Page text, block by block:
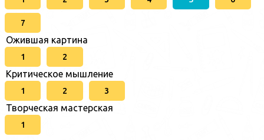
7
Ожившая картина
1 2
Критическое мышление
1 2 3
Творческая мастерская
1